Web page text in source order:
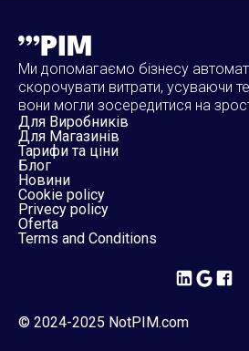
Ми допомагаємо бізнесу
скорочувати витрати, усуваючи
вони могли зосередитися на
Для Виробників
Для Магазинів
Тарифи та ціни
Блог
Новини
Cookie policy
Privecy policy
Oferta
Terms and Conditions
© 2024-2025 NotPIM.com